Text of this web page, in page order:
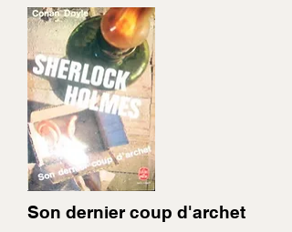
Son dernier coup d'archet